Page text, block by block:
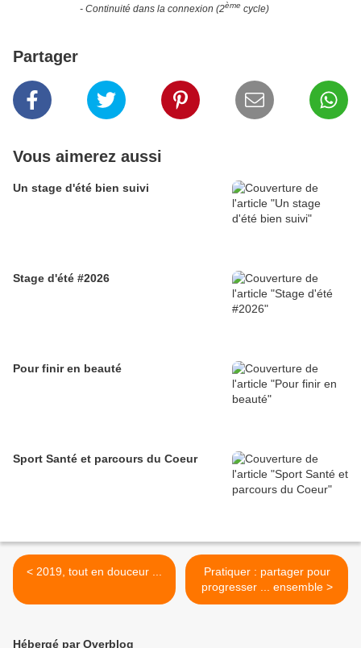
- Continuité dans la connexion (2ème cycle)
Partager
Vous aimerez aussi
Un stage d'été bien suivi
Stage d'été #2026
Pour finir en beauté
Sport Santé et parcours du Coeur
< 2019, tout en douceur ...
Pratiquer : partager pour
progresser ... ensemble >
Hébergé par Overblog